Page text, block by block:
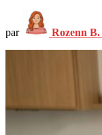
par Rozenn B.